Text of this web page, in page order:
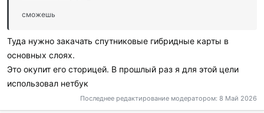
сможешь
Туда нужно закачать спутниковые гибридные карты в
основных слоях.
Это окупит его сторицей. В прошлый раз я для этой цели
использовал нетбук
Последнее редактирование модератором: 8 Май 2026